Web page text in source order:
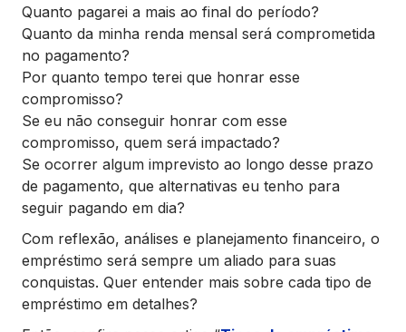
Quanto pagarei a mais ao final do período?
Quanto da minha renda mensal será comprometida
no pagamento?
Por quanto tempo terei que honrar esse
compromisso?
Se eu não conseguir honrar com esse
compromisso, quem será impactado?
Se ocorrer algum imprevisto ao longo desse prazo
de pagamento, que alternativas eu tenho para
seguir pagando em dia?
Com reflexão, análises e planejamento financeiro, o
empréstimo será sempre um aliado para suas
conquistas. Quer entender mais sobre cada tipo de
empréstimo em detalhes?